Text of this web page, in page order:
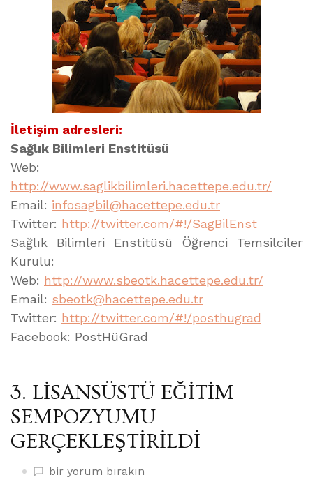
İletişim adresleri:
Sağlık Bilimleri Enstitüsü
Web:
http://www.saglikbilimleri.hacettepe.edu.tr/
Email: infosagbil@hacettepe.edu.tr
Twitter: http://twitter.com/#!/SagBilEnst
Sağlık Bilimleri Enstitüsü Öğrenci Temsilciler
Kurulu:
Web: http://www.sbeotk.hacettepe.edu.tr/
Email: sbeotk@hacettepe.edu.tr
Twitter: http://twitter.com/#!/posthugrad
Facebook: PostHüGrad
3. LİSANSÜSTÜ EĞİTİM
SEMPOZYUMU
GERÇEKLEŞTİRİLDİ
3.
bir yorum bırakın